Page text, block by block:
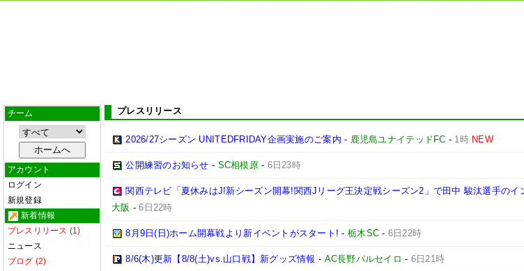
チーム
アカウント
ログイン
新規登録
新着情報
プレスリリース (1)
ニュース
ブログ (2)
プレスリリース
2026/27シーズン UNITEDFRIDAY企画実施のご案内 - 鹿児島ユナイテッドFC - 1時 NEW
公開練習のお知らせ - SC相模原- 6日23時
関西テレビ「夏休みはJ!新シーズン開幕!関西Jリーグ王決定戦シーズン2」で田中 駿汰選手のイ
大阪 -6日22時
8月9日(日)ホーム開幕戦より新イベントがスタート! -栃木SC - 6日22時
8/6(木)更新【8/8(土)vs.山口戦】新グッズ情報 - AC長野パルセイロ - 6日21時